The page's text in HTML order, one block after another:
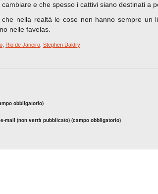
e che spesso i cattivi siano destinati a
nella realtà le cose non hanno sempre un
nelle favelas.
Rio de Janeiro Stephen Daldry
obbligatorio)
mail (non verrà pubblicato) (campo obbligatorio)